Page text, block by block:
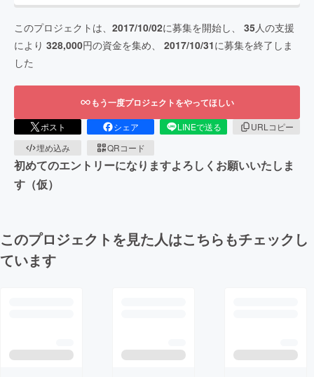
このプロジェクトは、 2017/10/02に募集を開始し、 35人の支援
により 328,000円の資金を集め、 2017/10/31に募集を終了しま
した
もう一度プロジェクトをやってほしい
ポスト シェア LINEで送る
URLコピー
埋め込み
QRコード
初めてのエントリーになりますよろしくお願いいたしま
す（仮）
このプロジェクトを見た人はこちらもチェックし
ています